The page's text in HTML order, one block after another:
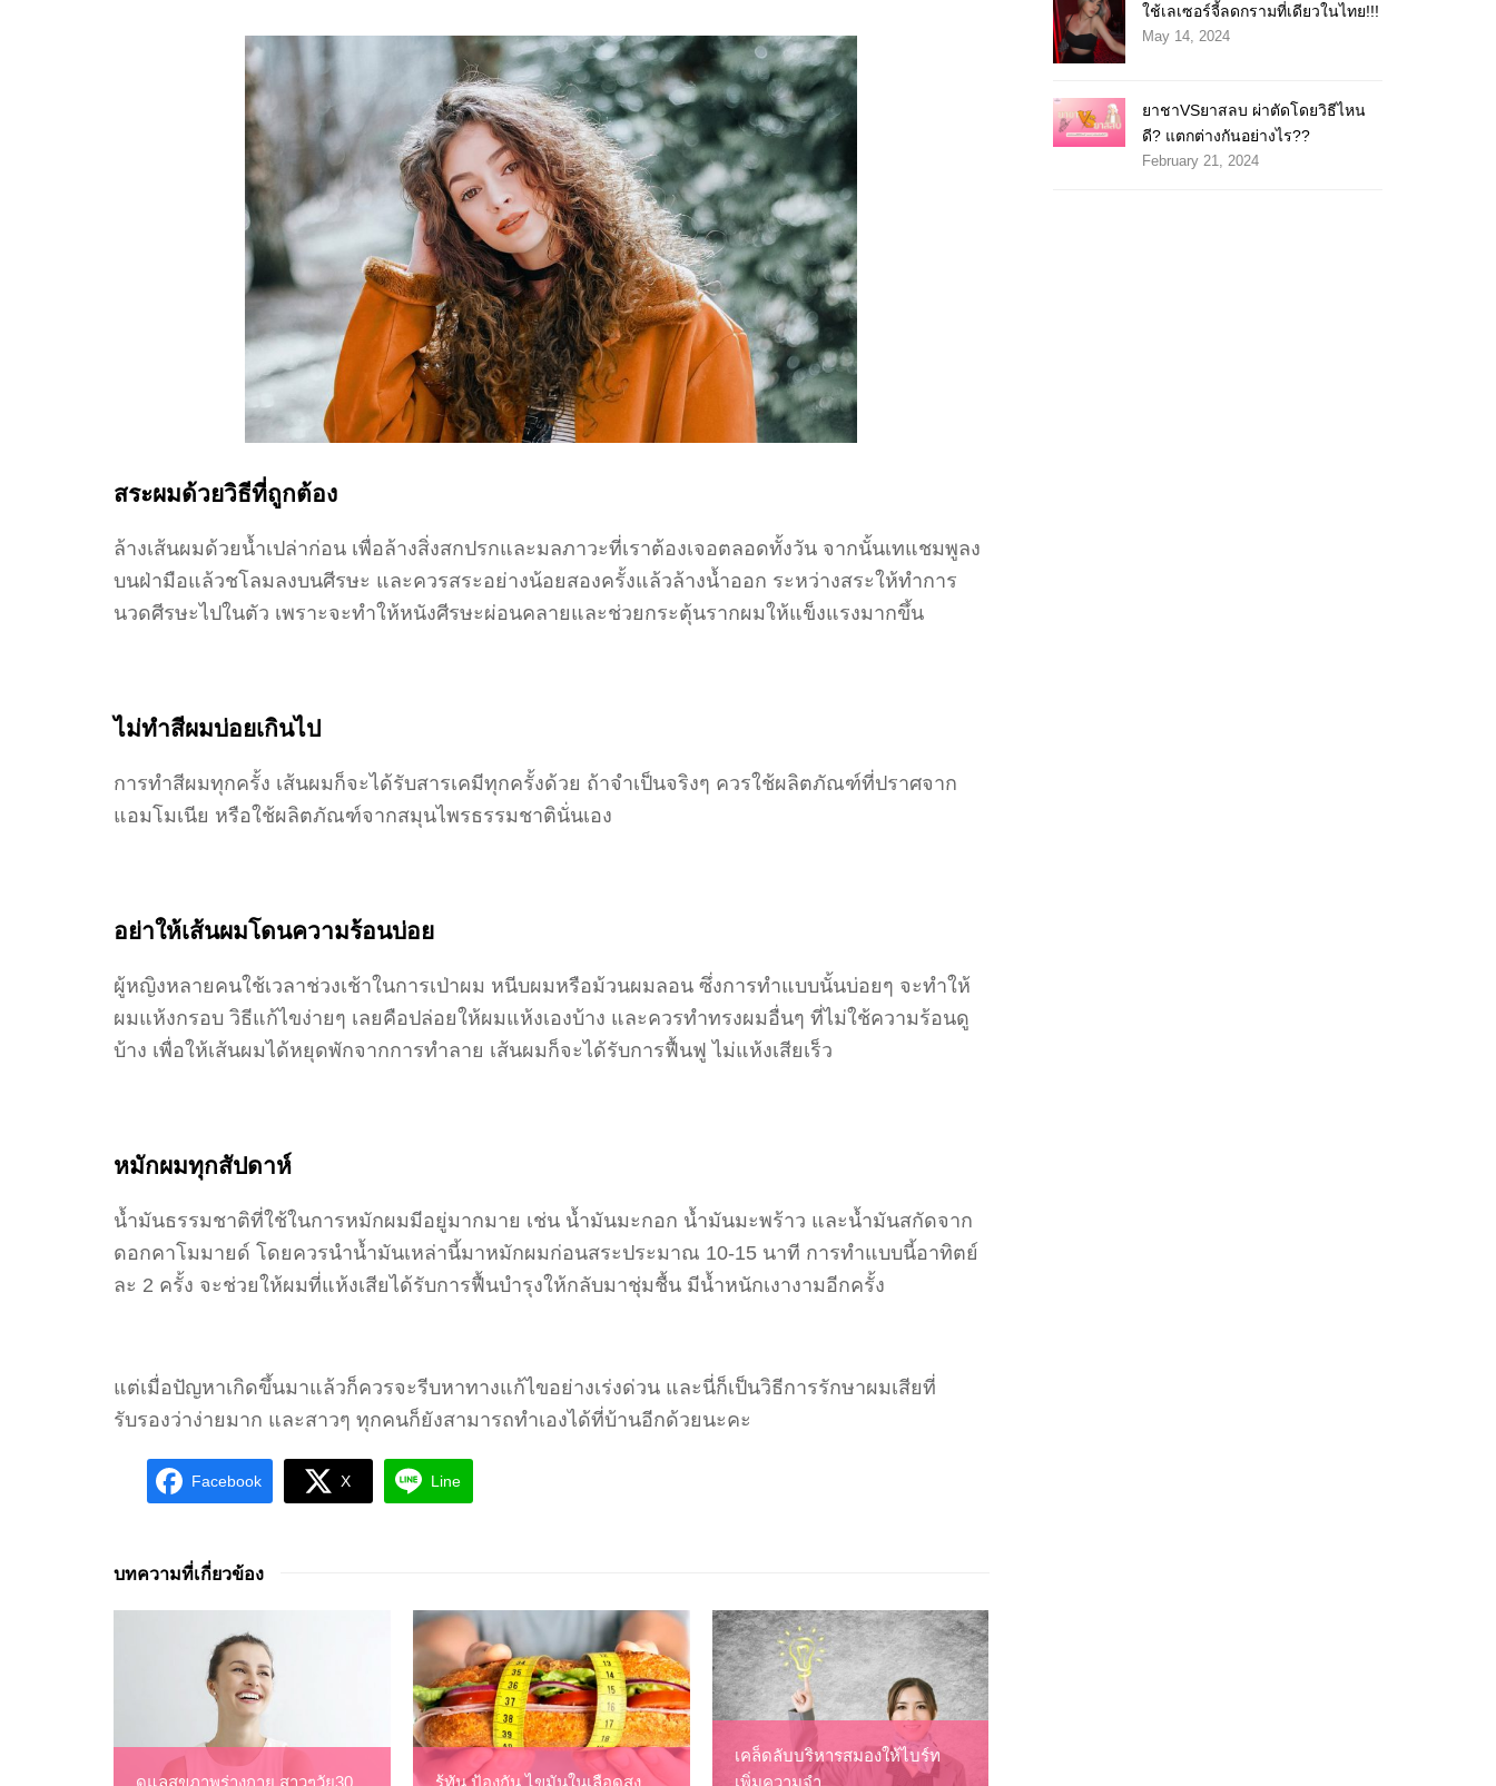
สระผมด้วยวิธีที่ถูกต้อง
ล้างเส้นผมด้วยน้ำเปล่าก่อน เพื่อล้างสิ่งสกปรกและมลภาวะที่เราต้องเจอตลอดทั้งวัน จากนั้นเทแชมพูลง
บนฝ่ามือแล้วชโลมลงบนศีรษะ และควรสระอย่างน้อยสองครั้งแล้วล้างน้ำออก ระหว่างสระให้ทำการ
นวดศีรษะไปในตัว เพราะจะทำให้หนังศีรษะผ่อนคลายและช่วยกระตุ้นรากผมให้แข็งแรงมากขึ้น
ไม่ทำสีผมบ่อยเกินไป
การทำสีผมทุกครั้ง เส้นผมก็จะได้รับสารเคมีทุกครั้งด้วย ถ้าจำเป็นจริงๆ ควรใช้ผลิตภัณฑ์ที่ปราศจาก
แอมโมเนีย หรือใช้ผลิตภัณฑ์จากสมุนไพรธรรมชาตินั่นเอง
อย่าให้เส้นผมโดนความร้อนบ่อย
ผู้หญิงหลายคนใช้เวลาช่วงเช้าในการเป่าผม หนีบผมหรือม้วนผมลอน ซึ่งการทำแบบนั้นบ่อยๆ จะทำให้
ผมแห้งกรอบ วิธีแก้ไขง่ายๆ เลยคือปล่อยให้ผมแห้งเองบ้าง และควรทำทรงผมอื่นๆ ที่ไม่ใช้ความร้อนดู
บ้าง เพื่อให้เส้นผมได้หยุดพักจากการทำลาย เส้นผมก็จะได้รับการฟื้นฟู ไม่แห้งเสียเร็ว
หมักผมทุกสัปดาห์
น้ำมันธรรมชาติที่ใช้ในการหมักผมมีอยู่มากมาย เช่น น้ำมันมะกอก น้ำมันมะพร้าว และน้ำมันสกัดจาก
ดอกคาโมมายด์ โดยควรนำน้ำมันเหล่านี้มาหมักผมก่อนสระประมาณ 10-15 นาที การทำแบบนี้อาทิตย์
ละ 2 ครั้ง จะช่วยให้ผมที่แห้งเสียได้รับการฟื้นบำรุงให้กลับมาชุ่มชื้น มีน้ำหนักเงางามอีกครั้ง
แต่เมื่อปัญหาเกิดขึ้นมาแล้วก็ควรจะรีบหาทางแก้ไขอย่างเร่งด่วน และนี่ก็เป็นวิธีการรักษาผมเสียที่
รับรองว่าง่ายมาก และสาวๆ ทุกคนก็ยังสามารถทำเองได้ที่บ้านอีกด้วยนะคะ
Facebook X Line
บทความที่เกี่ยวข้อง
ดูแลสุขภาพร่างกาย สาวๆวัย30 รู้ทัน ป้องกัน ไขมันในเลือดสูง
เคล็ดลับบริหารสมองให้ไบร์ท
เพิ่มความจำ
ใช้เลเซอร์จี้ลดกรามที่เดียวในไทย!!!
May 14, 2024
ยาชาVSยาสลบ ผ่าตัดโดยวิธีไหน
ดี? แตกต่างกันอย่างไร??
February 21, 2024